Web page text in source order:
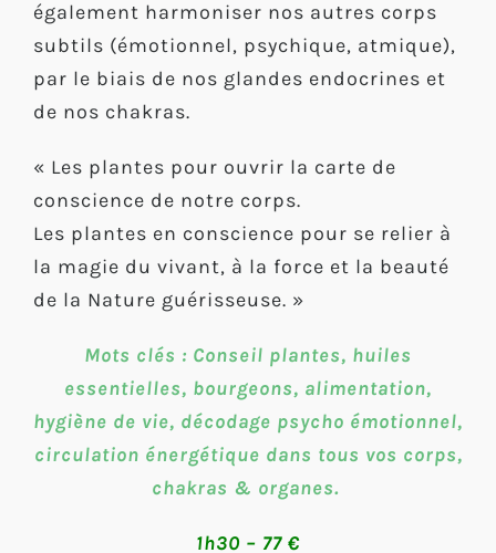
également harmoniser nos autres corps
subtils (émotionnel, psychique, atmique),
par le biais de nos glandes endocrines et
de nos chakras.
« Les plantes pour ouvrir la carte de
conscience de notre corps.
Les plantes en conscience pour se relier à
la magie du vivant, à la force et la beauté
de la Nature guérisseuse. »
Mots clés : Conseil plantes, huiles
essentielles, bourgeons, alimentation,
hygiène de vie, décodage psycho émotionnel,
circulation énergétique dans tous vos corps,
chakras & organes.
1h30 – 77 €